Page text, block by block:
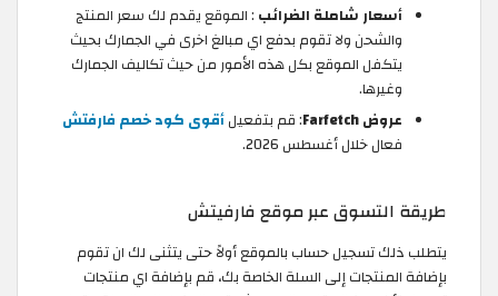
أسعار شاملة الضرائب : الموقع يقدم لك سعر المنتج
والشحن ولا تقوم بدفع اي مبالغ اخرى في الجمارك بحيث
يتكفل الموقع بكل هذه الأمور من حيث تكاليف الجمارك
وغيرها.
عروض Farfetch
: قم بتفعيلأقوى كود خصم فارفتش
فعال خلال أغسطس 2026.
طريقة التسوق عبر موقع فارفيتش
يتطلب ذلك تسجيل حساب بالموقع أولاً حتى يتثنى لك ان تقوم
بإضافة المنتجات إلى السلة الخاصة بك، قم بإضافة اي منتجات